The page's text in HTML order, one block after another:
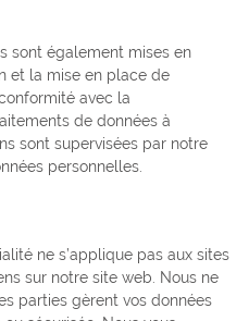
sont également mises en
et la mise en place de
avec la
de données à
sont supervisées par notre
personnelles.
ne s’applique pas aux sites
sur notre site web. Nous ne
parties gèrent vos données